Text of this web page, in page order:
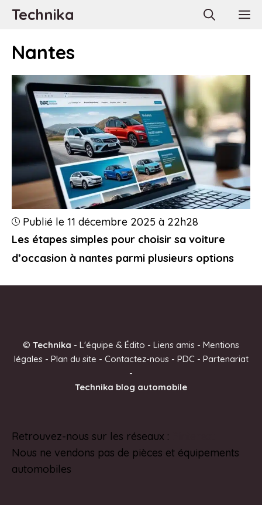
AllerTechnika
Nantes
Les étapes simples pour choisir sa voiture
d’occasion à nantes parmi plusieurs options
Publié le 11 décembre 2025 à 22h28
© Technika - L'équipe & Édito - Liens amis - Mentions
légales- Plan du site - Contactez-nous- PDC - Partenariat
-
Technika blog automobile
Retrouvez-nous sur les réseaux :
Nous ne vendons pas de pièces et équipements
automobiles